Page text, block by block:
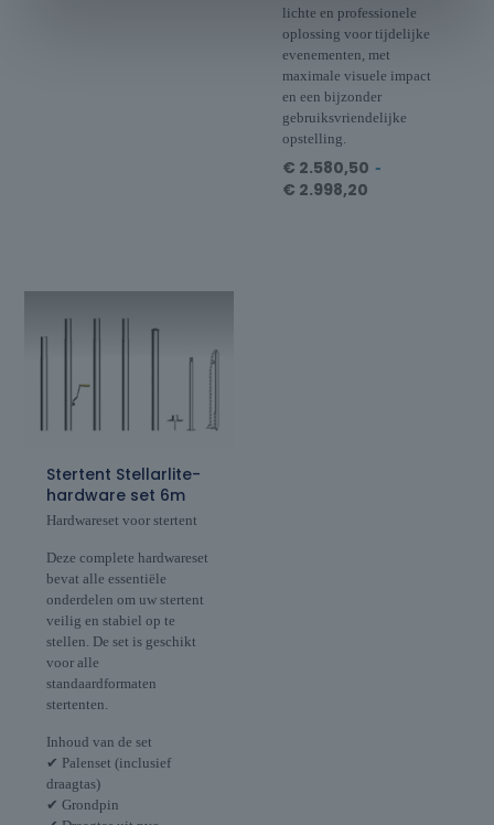
lichte en professionele
oplossing voor tijdelijke
evenementen, met
maximale visuele impact
en een bijzonder
gebruiksvriendelijke
opstelling.
€ 2.580,50 -
€ 2.998,20
Stertent Stellarlite-
hardware set 6m
Hardwareset voor stertent
Deze complete hardwareset
bevat alle essentiële
onderdelen om uw stertent
veilig en stabiel op te
stellen. De set is geschikt
voor alle
standaardformaten
stertenten.
Inhoud van de set
✔ Palenset (inclusief
draagtas)
✔ Grondpin